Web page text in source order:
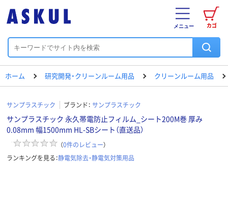
カゴ
メニュー
ホーム 研究開発・クリーンルーム用品 クリーンルーム用品
サンプラスチック ブランド： サンプラスチック
サンプラスチック 永久帯電防止フィルム_シート200M巻 厚み
0.08mm 幅1500mm HL-SBシート（直送品）
（0件のレビュー）
ランキングを見る：静電気除去・静電気対策用品